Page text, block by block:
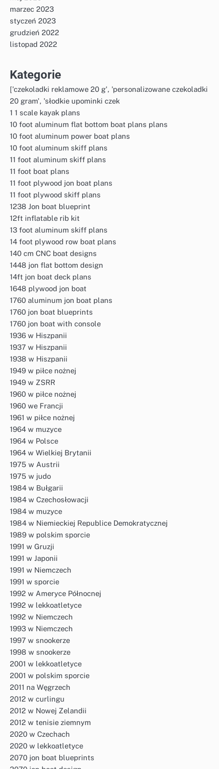
marzec 2023
styczeń 2023
grudzień 2022
listopad 2022
Kategorie
['czekoladki reklamowe 20 g', 'personalizowane czekoladki
20 gram', 'słodkie upominki czek
1 1 scale kayak plans
10 foot aluminum flat bottom boat plans plans
10 foot aluminum power boat plans
10 foot aluminum skiff plans
11 foot aluminum skiff plans
11 foot boat plans
11 foot plywood jon boat plans
11 foot plywood skiff plans
1238 Jon boat blueprint
12ft inflatable rib kit
13 foot aluminum skiff plans
14 foot plywood row boat plans
140 cm CNC boat designs
1448 jon flat bottom design
14ft jon boat deck plans
1648 plywood jon boat
1760 aluminum jon boat plans
1760 jon boat blueprints
1760 jon boat with console
1936 w Hiszpanii
1937 w Hiszpanii
1938 w Hiszpanii
1949 w piłce nożnej
1949 w ZSRR
1960 w piłce nożnej
1960 we Francji
1961 w piłce nożnej
1964 w muzyce
1964 w Polsce
1964 w Wielkiej Brytanii
1975 w Austrii
1975 w judo
1984 w Bułgarii
1984 w Czechosłowacji
1984 w muzyce
1984 w Niemieckiej Republice Demokratycznej
1989 w polskim sporcie
1991 w Gruzji
1991 w Japonii
1991 w Niemczech
1991 w sporcie
1992 w Ameryce Północnej
1992 w lekkoatletyce
1992 w Niemczech
1993 w Niemczech
1997 w snookerze
1998 w snookerze
2001 w lekkoatletyce
2001 w polskim sporcie
2011 na Węgrzech
2012 w curlingu
2012 w Nowej Zelandii
2012 w tenisie ziemnym
2020 w Czechach
2020 w lekkoatletyce
2070 jon boat blueprints